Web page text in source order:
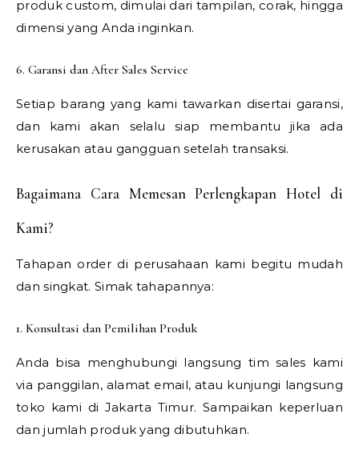
produk custom, dimulai dari tampilan, corak, hingga
dimensi yang Anda inginkan.
6. Garansi dan After Sales Service
Setiap barang yang kami tawarkan disertai garansi,
dan kami akan selalu siap membantu jika ada
kerusakan atau gangguan setelah transaksi.
Bagaimana Cara Memesan Perlengkapan Hotel di
Kami?
Tahapan order di perusahaan kami begitu mudah
dan singkat. Simak tahapannya:
1. Konsultasi dan Pemilihan Produk
Anda bisa menghubungi langsung tim sales kami
via panggilan, alamat email, atau kunjungi langsung
toko kami di Jakarta Timur. Sampaikan keperluan
dan jumlah produk yang dibutuhkan.